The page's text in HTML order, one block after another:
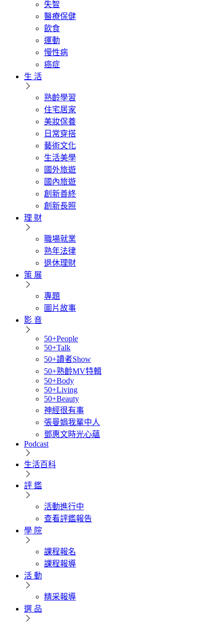
失智
醫療保健
飲食
運動
慢性病
癌症
生 活
熟齡學習
住宅居家
美妝保養
日常穿搭
藝術文化
生活美學
國外旅遊
國內旅遊
創新善終
創新長照
理 財
職場就業
熟年法律
退休理財
策 展
專題
圖片故事
影 音
50+People
50+Talk
50+讀者Show
50+熟齡MV特輯
50+Body
50+Living
50+Beauty
神經很有事
張曼娟我輩中人
鄧惠文時光心蘊
Podcast
生活百科
評 鑑
活動進行中
查看評鑑報告
學 院
課程報名
課程報導
活 動
精采報導
選 品